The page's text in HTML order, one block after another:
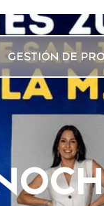
GESTIÓN DE